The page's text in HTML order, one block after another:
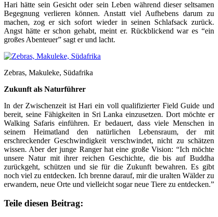
Hari hätte sein Gesicht oder sein Leben während dieser seltsamen
Begegnung verlieren können. Anstatt viel Aufhebens darum zu
machen, zog er sich sofort wieder in seinen Schlafsack zurück.
Angst hätte er schon gehabt, meint er. Rückblickend war es “ein
großes Abenteuer” sagt er und lacht.
Zebras, Makuleke, Südafrika
Zukunft als Naturführer
In der Zwischenzeit ist Hari ein voll qualifizierter Field Guide und
bereit, seine Fähigkeiten in Sri Lanka einzusetzen. Dort möchte er
Walking Safaris einführen. Er bedauert, dass viele Menschen in
seinem Heimatland den natürlichen Lebensraum, der mit
erschreckender Geschwindigkeit verschwindet, nicht zu schätzen
wissen. Aber der junge Ranger hat eine große Vision: “Ich möchte
unsere Natur mit ihrer reichen Geschichte, die bis auf Buddha
zurückgeht, schützen und sie für die Zukunft bewahren. Es gibt
noch viel zu entdecken. Ich brenne darauf, mir die uralten Wälder zu
erwandern, neue Orte und vielleicht sogar neue Tiere zu entdecken.”
Teile diesen Beitrag: